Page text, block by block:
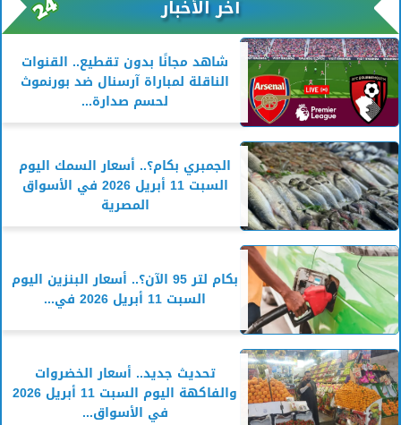
آخر الأخبار
شاهد مجانًا بدون تقطيع.. القنوات
الناقلة لمباراة آرسنال ضد بورنموث
لحسم صدارة...
الجمبري بكام؟.. أسعار السمك اليوم
السبت 11 أبريل 2026 في الأسواق
المصرية
بكام لتر 95 الآن؟.. أسعار البنزين اليوم
السبت 11 أبريل 2026 في...
تحديث جديد.. أسعار الخضروات
والفاكهة اليوم السبت 11 أبريل 2026
في الأسواق...